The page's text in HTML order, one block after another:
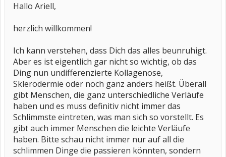
Hallo Ariell,
herzlich willkommen!
Ich kann verstehen, dass Dich das alles beunruhigt.
Aber es ist eigentlich gar nicht so wichtig, ob das
Ding nun undifferenzierte Kollagenose,
Sklerodermie oder noch ganz anders heißt. Überall
gibt Menschen, die ganz unterschiedliche Verläufe
haben und es muss definitiv nicht immer das
Schlimmste eintreten, was man sich so vorstellt. Es
gibt auch immer Menschen die leichte Verläufe
haben. Bitte schau nicht immer nur auf all die
schlimmen Dinge die passieren könnten, sondern